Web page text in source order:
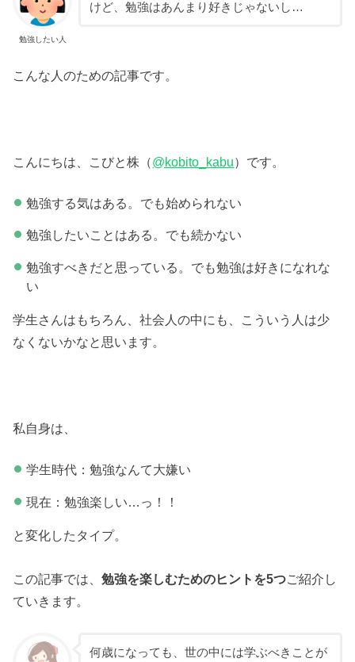
勉強したい人
けど、勉強はあんまり好きじゃないし…
こんな人のための記事です。
こんにちは、こびと株（@kobito_kabu）です。
勉強する気はある。でも始められない
勉強したいことはある。でも続かない
勉強すべきだと思っている。でも勉強は好きになれな
い
学生さんはもちろん、社会人の中にも、こういう人は少
なくないかなと思います。
私自身は、
学生時代：勉強なんて大嫌い
現在：勉強楽しい…っ！！
と変化したタイプ。
この記事では、勉強を楽しむためのヒントを5つご紹介し
ていきます。
何歳になっても、世の中には学ぶべきことが